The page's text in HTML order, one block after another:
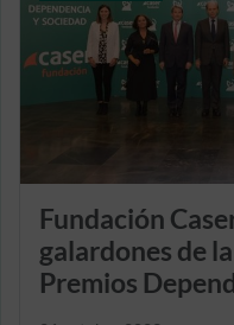
Fundación
galardones de
Premios